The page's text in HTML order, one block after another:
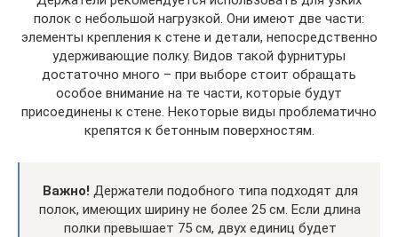
полок с небольшой нагрузкой. Они имеют две части:
элементы крепления к стене и детали, непосредственно
удерживающие полку. Видов такой фурнитуры
достаточно много – при выборе стоит обращать
особое внимание на те части, которые будут
присоединены к стене. Некоторые виды проблематично
крепятся к бетонным поверхностям.
Важно! Держатели подобного типа подходят для
полок, имеющих ширину не более 25 см. Если длина
полки превышает 75 см, двух единиц будет